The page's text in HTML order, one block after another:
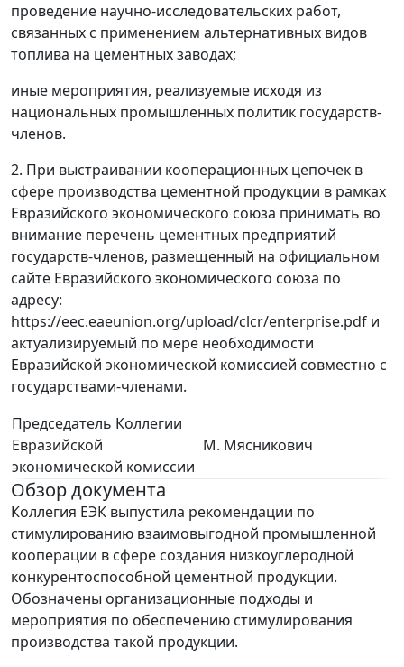
проведение научно-исследовательских работ,
связанных с применением альтернативных видов
топлива на цементных заводах;
иные мероприятия, реализуемые исходя из
национальных промышленных политик государств-
членов.
2. При выстраивании кооперационных цепочек в
сфере производства цементной продукции в рамках
Евразийского экономического союза принимать во
внимание перечень цементных предприятий
государств-членов, размещенный на официальном
сайте Евразийского экономического союза по
адресу:
https://eec.eaeunion.org/upload/clcr/enterprise.pdf и
актуализируемый по мере необходимости
Евразийской экономической комиссией совместно с
государствами-членами.
Председатель Коллегии
Евразийской
экономической комиссии
М. Мясникович
Обзор документа
Коллегия ЕЭК выпустила рекомендации по
стимулированию взаимовыгодной промышленной
кооперации в сфере создания низкоуглеродной
конкурентоспособной цементной продукции.
Обозначены организационные подходы и
мероприятия по обеспечению стимулирования
производства такой продукции.